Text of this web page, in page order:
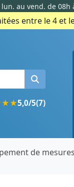
au vend. de 08h
entre le 4 et
★★5,0/5(7)
de mesures